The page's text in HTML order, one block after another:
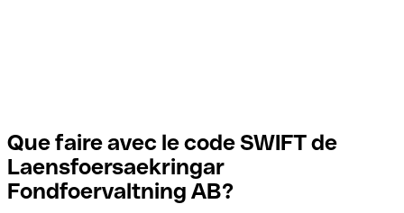
Que faire avec le code SWIFT de
Laensfoersaekringar
Fondfoervaltning AB?